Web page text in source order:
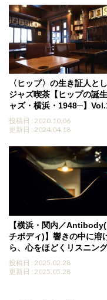
〈ヒップ〉の生き証人と
ジャズ喫茶【ヒップの誕
ャズ・横浜・1948─】
投稿日 : 2020.10.06
更新日 : 2024.04.18
【横浜・関内／
チボディ)】響きの中に溶
ら、心をほどくリスニン
投稿日 : 2025.02.28
更新日 : 2025.05.28